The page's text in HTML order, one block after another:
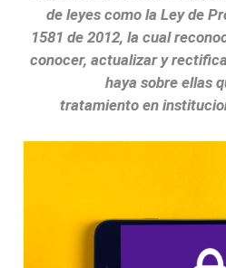
de leyes como la Ley de
1581 de 2012, la cual
conocer, actualizar y
haya sobre ellas
tratamiento en